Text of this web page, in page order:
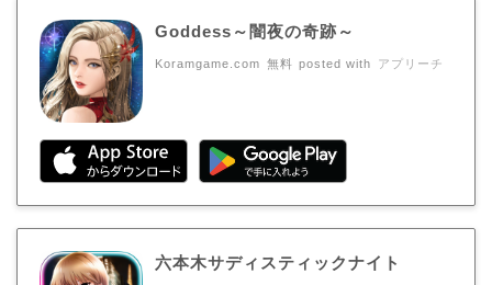
Goddess～闇夜の奇跡～
Koramgame.com 無料 posted with アプリーチ
六本木サディスティックナイト